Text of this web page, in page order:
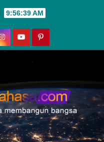
9:56:40 AM